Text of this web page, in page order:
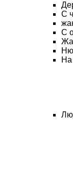
С
С
На